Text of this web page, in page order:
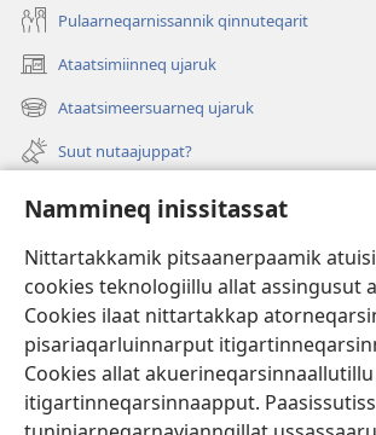
Nammineq inissitassat
Nittartakkamik pitsaanerpaamik
cookies teknologiillu allat assingusut
Cookies ilaat nittartakkap
pisariaqarluinnarput
Cookies allat akuerineqarsinnaallutillu
itigartinneqarsinnaapput.
Pulaarneqarnissannik qinnuteqarit
Ataatsimiinneq ujaruk
(opens
new
window)
Ataatsimeersuarneq ujaruk
(opens
new
window)
Suut nutaajuppat?
Isiginnaagassiat
Tunissuteqarneq
(opens
new
window)INTERNETIKKUT ATUAGAATEQARFIK
(opens
new
window)JW Hub ®